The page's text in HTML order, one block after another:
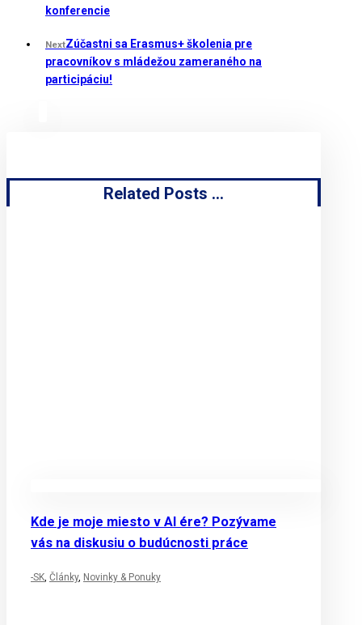
konferencie
NextZúčastni sa Erasmus+ školenia pre
pracovníkov s mládežou zameraného na
participáciu!
Related Posts ...
Kde je moje miesto v AI ére? Pozývame
vás na diskusiu o budúcnosti práce
-SK Články, Novinky & Ponuky